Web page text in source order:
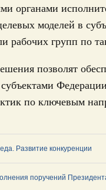
органами
моделей в
рабочих групп по
позволят
по ключевым
Развитие конкуренции
поручений
р, распоряжение от 30
хозяйство
р